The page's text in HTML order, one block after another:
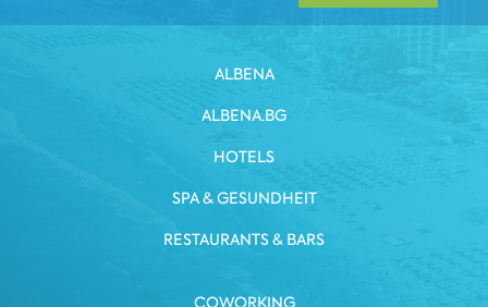
ALBENA
ALBENA.BG
HOTELS
SPA & GESUNDHEIT
RESTAURANTS & BARS
COWORKING